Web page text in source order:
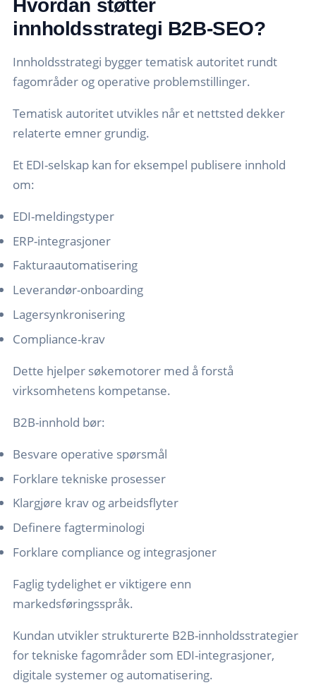
Hvordan støtter
innholdsstrategi B2B-SEO?
Innholdsstrategi bygger tematisk autoritet rundt
fagområder og operative problemstillinger.
Tematisk autoritet utvikles når et nettsted dekker
relaterte emner grundig.
Et EDI-selskap kan for eksempel publisere innhold
om:
EDI-meldingstyper
ERP-integrasjoner
Fakturaautomatisering
Leverandør-onboarding
Lagersynkronisering
Compliance-krav
Dette hjelper søkemotorer med å forstå
virksomhetens kompetanse.
B2B-innhold bør:
Besvare operative spørsmål
Forklare tekniske prosesser
Klargjøre krav og arbeidsflyter
Definere fagterminologi
Forklare compliance og integrasjoner
Faglig tydelighet er viktigere enn
markedsføringsspråk.
Kundan utvikler strukturerte B2B-innholdsstrategier
for tekniske fagområder som EDI-integrasjoner,
digitale systemer og automatisering.